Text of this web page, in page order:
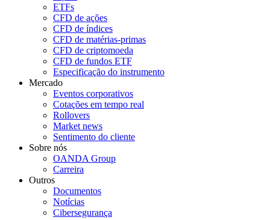
ETFs
CFD de ações
CFD de índices
CFD de matérias-primas
CFD de criptomoeda
CFD de fundos ETF
Especificação do instrumento
Mercado
Eventos corporativos
Cotações em tempo real
Rollovers
Market news
Sentimento do cliente
Sobre nós
OANDA Group
Carreira
Outros
Documentos
Notícias
Cibersegurança